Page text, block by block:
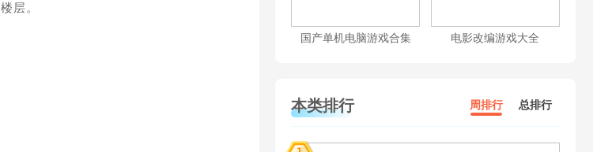
层。
国产单机电脑游戏合集 电影改编游戏大全
本类排行 周排行 总排行